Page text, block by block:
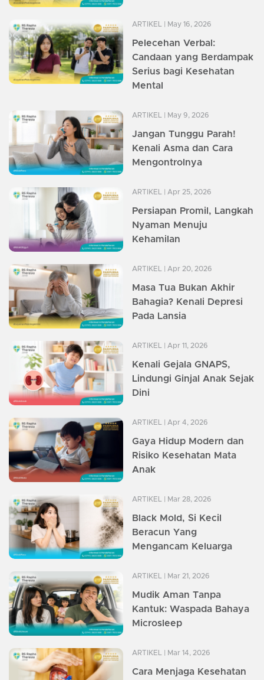
ARTIKEL | May 16, 2026
Pelecehan Verbal:
Candaan yang Berdampak
Serius bagi Kesehatan
Mental
ARTIKEL | May 9, 2026
Jangan Tunggu Parah!
Kenali Asma dan Cara
Mengontrolnya
ARTIKEL | Apr 25, 2026
Persiapan Promil, Langkah
Nyaman Menuju
Kehamilan
ARTIKEL | Apr 20, 2026
Masa Tua Bukan Akhir
Bahagia? Kenali Depresi
Pada Lansia
ARTIKEL | Apr 11, 2026
Kenali Gejala GNAPS,
Lindungi Ginjal Anak Sejak
Dini
ARTIKEL | Apr 4, 2026
Gaya Hidup Modern dan
Risiko Kesehatan Mata
Anak
ARTIKEL | Mar 28, 2026
Black Mold, Si Kecil
Beracun Yang
Mengancam Keluarga
ARTIKEL | Mar 21, 2026
Mudik Aman Tanpa
Kantuk: Waspada Bahaya
Microsleep
ARTIKEL | Mar 14, 2026
Cara Menjaga Kesehatan